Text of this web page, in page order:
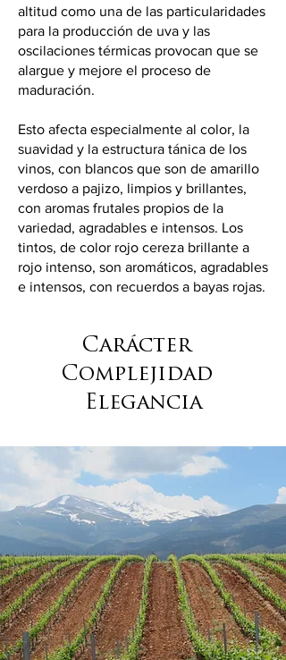
altitud como una de las particularidades
para la producción de uva y las
oscilaciones térmicas provocan que se
alargue y mejore el proceso de
maduración.
Esto afecta especialmente al color, la
suavidad y la estructura tánica de los
vinos, con blancos que son de amarillo
verdoso a pajizo, limpios y brillantes,
con aromas frutales propios de la
variedad, agradables e intensos. Los
tintos, de color rojo cereza brillante a
rojo intenso, son aromáticos, agradables
e intensos, con recuerdos a bayas rojas.
Carácter
Complejidad
Elegancia